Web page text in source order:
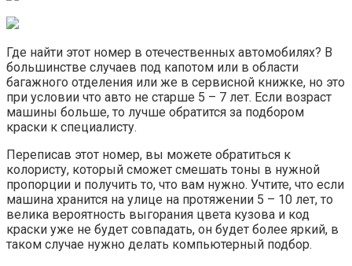
Где найти этот номер в отечественных автомобилях? В
большинстве случаев под капотом или в области
багажного отделения или же в сервисной книжке, но это
при условии что авто не старше 5 – 7 лет. Если возраст
машины больше, то лучше обратится за подбором
краски к специалисту.
Переписав этот номер, вы можете обратиться к
колористу, который сможет смешать тоны в нужной
пропорции и получить то, что вам нужно. Учтите, что если
машина хранится на улице на протяжении 5 – 10 лет, то
велика вероятность выгорания цвета кузова и код
краски уже не будет совпадать, он будет более яркий, в
таком случае нужно делать компьютерный подбор.